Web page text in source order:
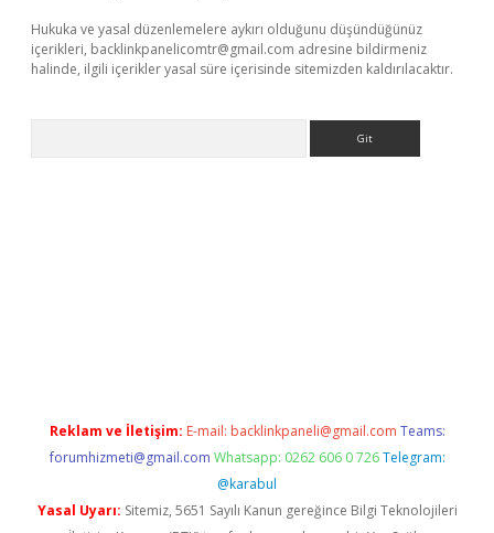
Hukuka ve yasal düzenlemelere aykırı olduğunu düşündüğünüz
içerikleri, backlinkpanelicomtr@gmail.com adresine bildirmeniz
halinde, ilgili içerikler yasal süre içerisinde sitemizden kaldırılacaktır.
Reklam ve İletişim: E-mail: backlinkpaneli@gmail.com Teams:
forumhizmeti@gmail.com Whatsapp: 0262 606 0 726 Telegram:
@karabul
Yasal Uyarı: Sitemiz, 5651 Sayılı Kanun gereğince Bilgi Teknolojileri